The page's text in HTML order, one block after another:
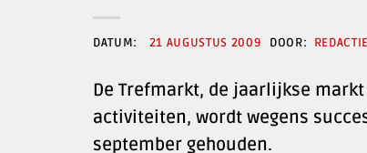
21 AUGUSTUS 2009 REDACTIE
De Trefmarkt, de jaarlijkse
activiteiten, wordt wegens
september gehouden.